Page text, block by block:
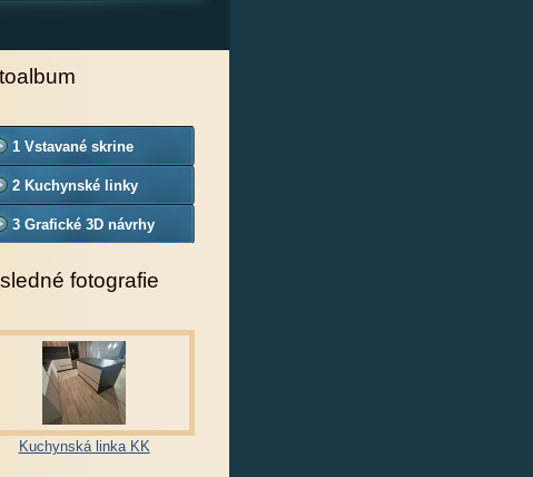
1 Vstavané skrine
2 Kuchynské linky
3 Grafické 3D návrhy
fotografie
Kuchynská linka KK